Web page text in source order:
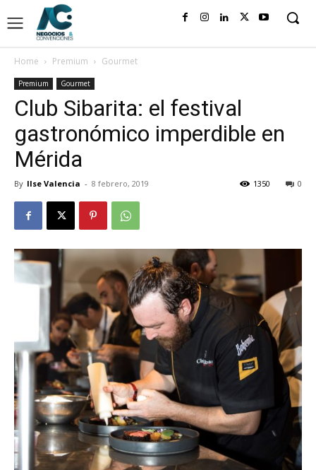
Home Premium Gourmet
Premium Gourmet
Club Sibarita: el festival
gastronómico imperdible en
Mérida
By Ilse Valencia - 8 febrero, 2019 0
1350